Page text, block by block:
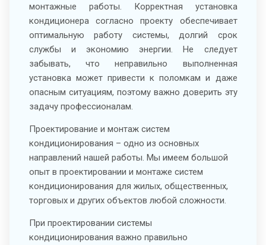
монтажные работы. Корректная установка
кондиционера согласно проекту обеспечивает
оптимальную работу системы, долгий срок
службы и экономию энергии. Не следует
забывать, что неправильно выполненная
установка может привести к поломкам и даже
опасным ситуациям, поэтому важно доверить эту
задачу профессионалам.
Проектирование и монтаж систем
кондиционирования – одно из основных
направлений нашей работы. Мы имеем большой
опыт в проектировании и монтаже систем
кондиционирования для жилых, общественных,
торговых и других объектов любой сложности.
При проектировании системы
кондиционирования важно правильно